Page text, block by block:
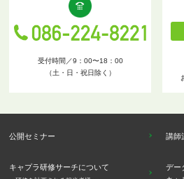
受付時間／9：00〜18：00
（土・日・祝日除く）
公開セミナー 講師
キャプラ研修サーチについて
デー